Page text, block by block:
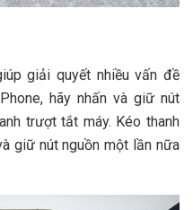
giải quyết nhiều vấn đề
hãy nhấn và giữ nút
trượt tắt máy. Kéo thanh
giữ nút nguồn một lần nữa